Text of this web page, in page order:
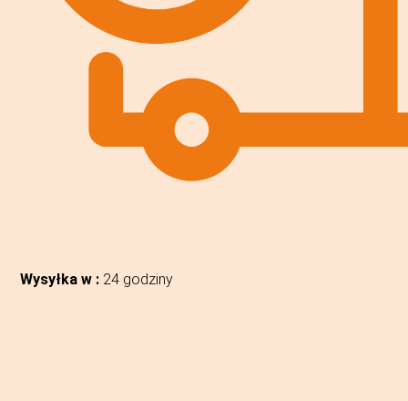
Wysyłka w : 24 godziny